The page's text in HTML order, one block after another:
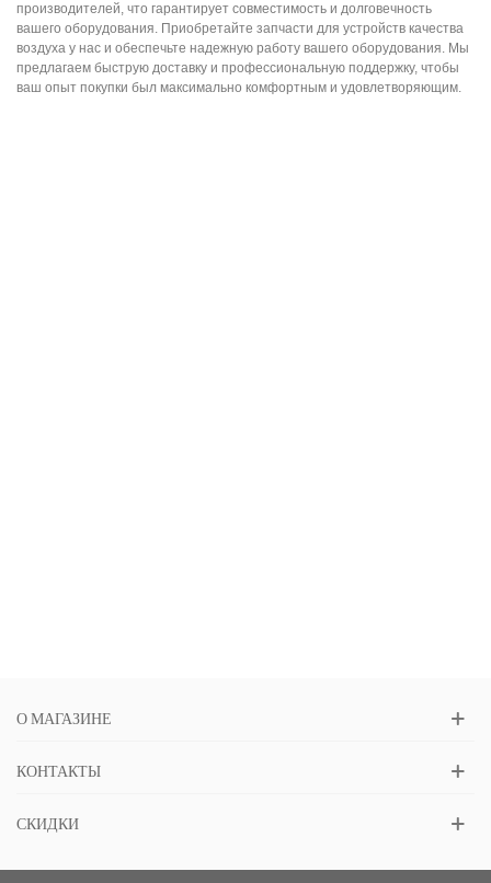
производителей, что гарантирует совместимость и долговечность
вашего оборудования. Приобретайте запчасти для устройств качества
воздуха у нас и обеспечьте надежную работу вашего оборудования. Мы
предлагаем быструю доставку и профессиональную поддержку, чтобы
ваш опыт покупки был максимально комфортным и удовлетворяющим.
О МАГАЗИНЕ
КОНТАКТЫ
СКИДКИ